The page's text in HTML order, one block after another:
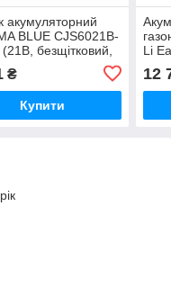
акумуляторний
BLUE CJS6021B-
безщітковий,
₴
Купити
Li
12